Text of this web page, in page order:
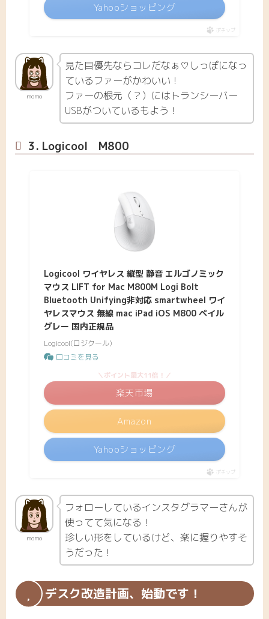
Yahooショッピング
ポチップ
momo
見た目優先ならコレだなぁ♡しっぽになっ
ているファーがかわいい！
ファーの根元（？）にはトランシーバー
USBがついているもよう！
3. Logicool M800
Logicool ワイヤレス 縦型 静音 エルゴノミック
マウス LIFT for Mac M800M Logi Bolt
Bluetooth Unifying非対応 smartwheel ワイ
ヤレスマウス 無線 mac iPad iOS M800 ペイル
グレー 国内正規品
Logicool(ロジクール)
口コミを見る
Amazon
＼ポイント最大11倍！／
楽天市場
Yahooショッピング
ポチップ
momo
フォローしているインスタグラマーさんが
使ってて気になる！
珍しい形をしているけど、楽に握りやすそ
うだった！
デスク改造計画、始動です！